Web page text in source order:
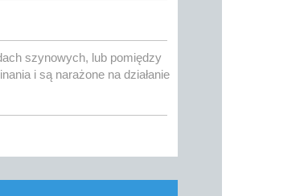
szynowych, lub pomiędzy
i są narażone na działanie